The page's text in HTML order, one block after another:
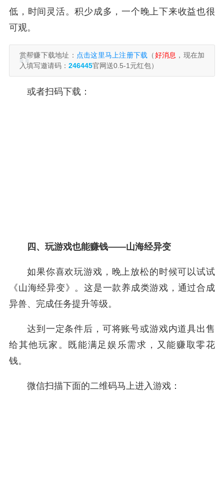
低，时间灵活。积少成多，一个晚上下来收益也很
可观。
赏帮赚下载地址： 点击这里马上注册下载 （好消息 ，现在加
入填写邀请码： 246445官网送0.5-1元红包）
或者扫码下载：
四、玩游戏也能赚钱——山海经异变
如果你喜欢玩游戏，晚上放松的时候可以试试
《山海经异变》。这是一款养成类游戏，通过合成
异兽、完成任务提升等级。
达到一定条件后，可将账号或游戏内道具出售
给其他玩家。既能满足娱乐需求，又能赚取零花
钱。
微信扫描下面的二维码马上进入游戏：